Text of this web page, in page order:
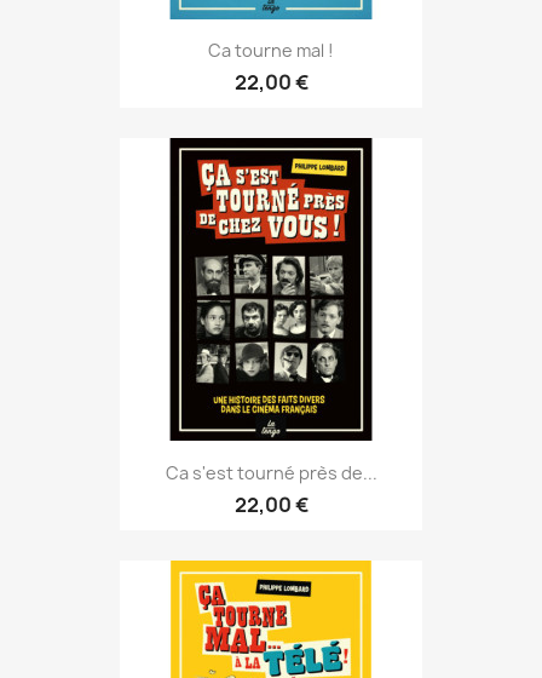
Ca tourne mal !
22,00 €
Ca s'est tourné près de...
22,00 €